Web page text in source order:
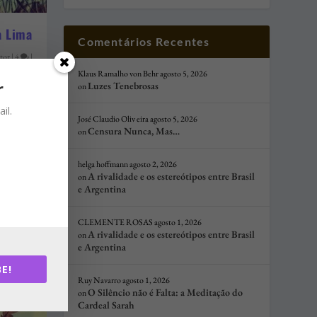
Lima
|4 |
Comentários Recentes
Klaus Ramalho von Behragosto 5, 2026
onLuzes Tenebrosas
José Claudio Oliv eiraagosto 5, 2026
onCensura Nunca, Mas…
helga hoffmannagosto 2, 2026
onA rivalidade e os estereótipos entre Brasil
e Argentina
CLEMENTE ROSAS agosto 1, 2026
onA rivalidade e os estereótipos entre Brasil
e Argentina
Ruy Navarroagosto 1, 2026
onO Silêncio não é Falta: a Meditação do
Cardeal Sarah